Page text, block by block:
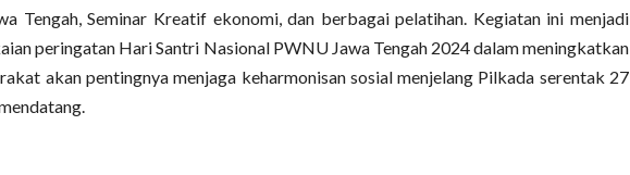
Tengah, Seminar Kreatif ekonomi, dan berbagai pelatihan. Kegiatan ini menjadi
peringatan Hari Santri Nasional PWNU Jawa Tengah 2024 dalam meningkatkan
akan pentingnya menjaga keharmonisan sosial menjelang Pilkada serentak 27